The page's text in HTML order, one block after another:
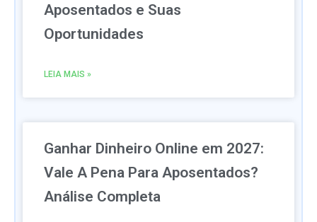
Aposentados e Suas
Oportunidades
LEIA MAIS »
Ganhar Dinheiro Online em 2027:
Vale A Pena Para Aposentados?
Análise Completa